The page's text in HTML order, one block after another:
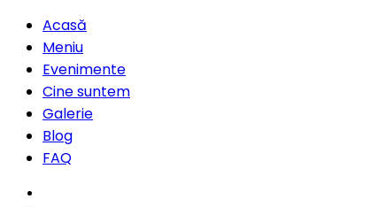
Acasă
Meniu
Evenimente
Cine suntem
Galerie
Blog
FAQ